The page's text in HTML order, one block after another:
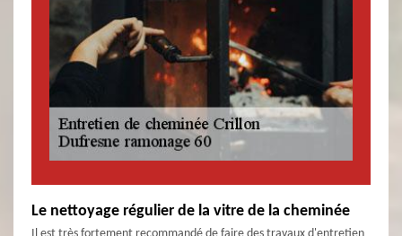
Le nettoyage régulier de la vitre de la cheminée